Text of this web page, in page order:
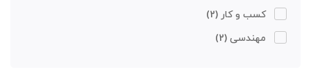
کسب و کار (2)
مهندسی (2)